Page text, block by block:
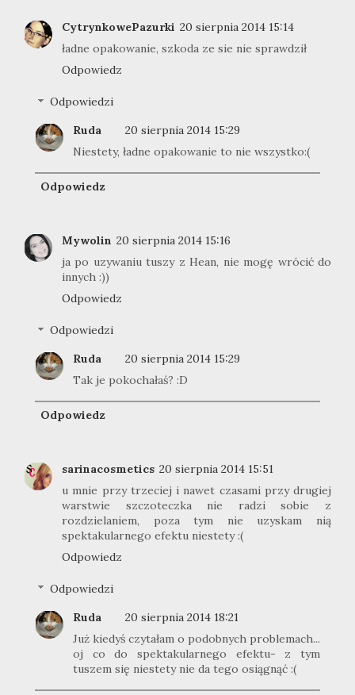
CytrynkowePazurki 20 sierpnia 2014 15:14
ładne opakowanie, szkoda ze sie nie sprawdził
Odpowiedz
Odpowiedzi
Ruda
20 sierpnia 2014 15:29
Niestety, ładne opakowanie to nie wszystko:(
Odpowiedz
Mywolin 20 sierpnia 2014 15:16
ja po uzywaniu tuszy z Hean, nie mogę wrócić do
innych :))
Odpowiedz
Odpowiedzi
Ruda
20 sierpnia 2014 15:29
Tak je pokochałaś? :D
Odpowiedz
sarinacosmetics 20 sierpnia 2014 15:51
u mnie przy trzeciej i nawet czasami przy drugiej
warstwie szczoteczka nie radzi sobie z
rozdzielaniem, poza tym nie uzyskam nią
spektakularnego efektu niestety :(
Odpowiedz
Odpowiedzi
Ruda
20 sierpnia 2014 18:21
Już kiedyś czytałam o podobnych problemach...
oj co do spektakularnego efektu- z tym
tuszem się niestety nie da tego osiągnąć :(